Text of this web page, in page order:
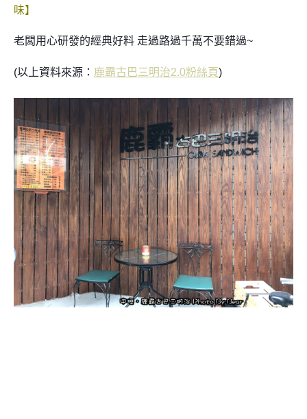
味】
老闆用心研發的經典好料 走過路過千萬不要錯過~
(以上資料來源： 鹿霸古巴三明治2.0粉絲頁)